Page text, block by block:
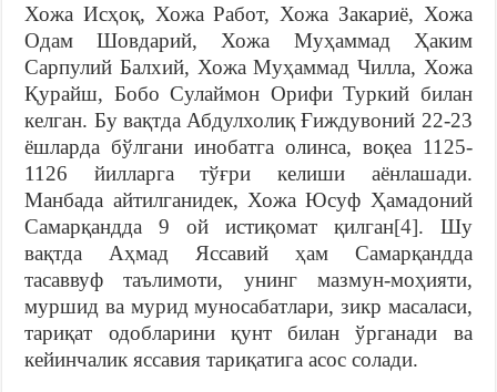
Хожа Исҳоқ, Хожа Работ, Хожа Закариё, Хожа
Одам Шовдарий, Хожа Муҳаммад Ҳаким
Сарпулий Балхий, Хожа Муҳаммад Чилла, Хожа
Қурайш, Бобо Сулаймон Орифи Туркий билан
келган. Бу вақтда Абдулхолиқ Ғиждувоний 22-23
ёшларда бўлгани инобатга олинса, воқеа 1125-
1126 йилларга тўғри келиши аёнлашади.
Манбада айтилганидек, Хожа Юсуф Ҳамадоний
Самарқандда 9 ой истиқомат қилган[4]. Шу
вақтда Аҳмад Яссавий ҳам Самарқандда
тасаввуф таълимоти, унинг мазмун-моҳияти,
муршид ва мурид муносабатлари, зикр масаласи,
тариқат одобларини қунт билан ўрганади ва
кейинчалик яссавия тариқатига асос солади.